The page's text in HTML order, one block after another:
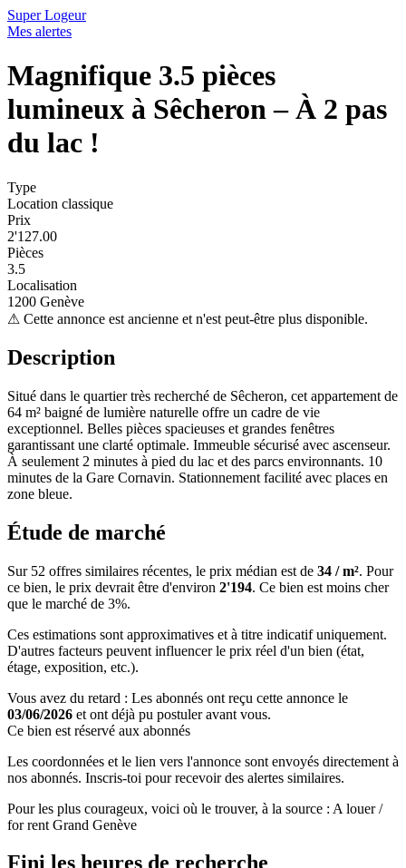
Super Logeur
Mes alertes
Magnifique 3.5 pièces
lumineux à Sêcheron – À 2 pas
du lac !
Type
Location classique
Prix
2'127.00
Pièces
3.5
Localisation
1200 Genève
⚠ Cette annonce est ancienne et n'est peut-être plus disponible.
Description
Situé dans le quartier très recherché de Sêcheron, cet appartement de
64 m² baigné de lumière naturelle offre un cadre de vie
exceptionnel. Belles pièces spacieuses et grandes fenêtres
garantissant une clarté optimale. Immeuble sécurisé avec ascenseur.
À seulement 2 minutes à pied du lac et des parcs environnants. 10
minutes de la Gare Cornavin. Stationnement facilité avec places en
zone bleue.
Étude de marché
Sur 52 offres similaires récentes, le prix médian est de 34 / m². Pour
ce bien, le prix devrait être d'environ 2'194. Ce bien est moins cher
que le marché de 3%.
Ces estimations sont approximatives et à titre indicatif uniquement.
D'autres facteurs peuvent influencer le prix réel d'un bien (état,
étage, exposition, etc.).
Vous avez du retard : Les abonnés ont reçu cette annonce le
03/06/2026 et ont déjà pu postuler avant vous.
Ce bien est réservé aux abonnés
Les coordonnées et le lien vers l'annonce sont envoyés directement à
nos abonnés. Inscris-toi pour recevoir des alertes similaires.
Pour les plus courageux, voici où le trouver, à la source : A louer /
for rent Grand Genève
Fini les heures de recherche